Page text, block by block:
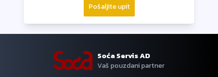
Pošaljite upit
Soća Servis AD
Vaš pouzdani partner